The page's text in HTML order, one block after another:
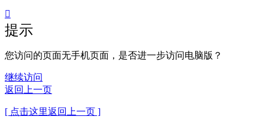

提示
您访问的页面无手机页面，是否进一步访问电脑版？
继续访问
返回上一页
[ 点击这里返回上一页 ]